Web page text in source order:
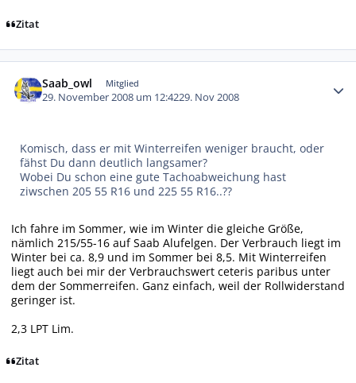
Zitat
Saab_owl Mitglied
29. November 2008 um 12:4229. Nov 2008
Komisch, dass er mit Winterreifen weniger braucht, oder
fähst Du dann deutlich langsamer?
Wobei Du schon eine gute Tachoabweichung hast
ziwschen 205 55 R16 und 225 55 R16..??
Ich fahre im Sommer, wie im Winter die gleiche Größe,
nämlich 215/55-16 auf Saab Alufelgen. Der Verbrauch liegt im
Winter bei ca. 8,9 und im Sommer bei 8,5. Mit Winterreifen
liegt auch bei mir der Verbrauchswert ceteris paribus unter
dem der Sommerreifen. Ganz einfach, weil der Rollwiderstand
geringer ist.
2,3 LPT Lim.
Zitat